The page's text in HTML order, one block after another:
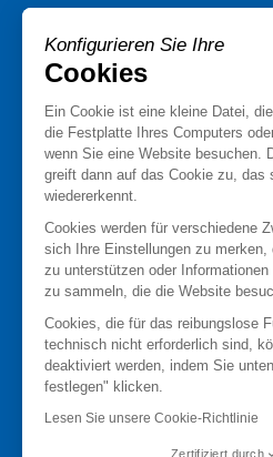
Stormshield XDR
Stormshield
Stormshield
Stormshield Data
Stormshield Log
Case studies
Advisories
PARTNER
Partner finden
MyStormshield
Konfigurieren Sie Ihre
Cookies
Ein Cookie ist eine kleine Datei,
die Festplatte Ihres Computers
wenn Sie eine Website besuchen.
greift dann auf das Cookie zu, das
wiedererkennt.
Cookies werden für verschiedene
sich Ihre Einstellungen zu
zu unterstützen oder
zu sammeln, die die Website
Cookies, die für das reibungslose
technisch nicht erforderlich sind,
deaktiviert werden, indem Sie
festlegen" klicken.
Lesen Sie unsere Cookie-Richtlinie
Zertifiziert durch